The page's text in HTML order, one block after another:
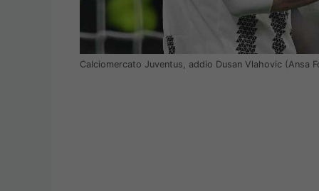
Calciomercato Juventus, addio Dusan Vlahovic (Ansa